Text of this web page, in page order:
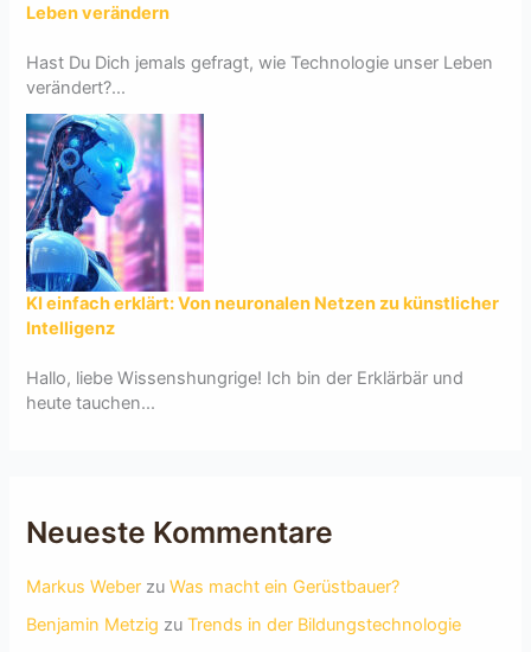
Leben verändern
Hast Du Dich jemals gefragt, wie Technologie unser Leben
verändert?...
KI einfach erklärt: Von neuronalen Netzen zu künstlicher
Intelligenz
Hallo, liebe Wissenshungrige! Ich bin der Erklärbär und
heute tauchen...
Neueste Kommentare
Markus Weber zuWas macht ein Gerüstbauer?
Benjamin Metzig zuTrends in der Bildungstechnologie